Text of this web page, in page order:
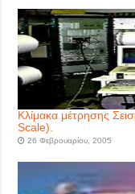
Κλίμακα μέτρησης
Scale).
26 Φεβρουαρίου, 2005